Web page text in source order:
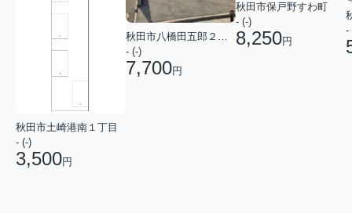
秋田市土崎港南１丁目
- (-)
3,500円
- (-)
7,700円
秋田市保戸野すわ町
- (-)
8,250円
-